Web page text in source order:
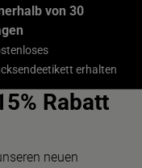
von 30
erhalten
Rabatt
neuen